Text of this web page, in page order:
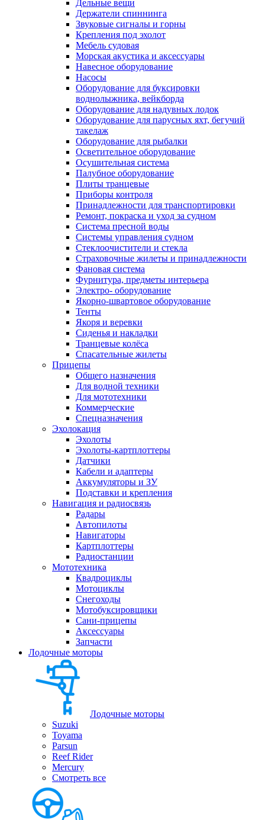
Дельные вещи
Держатели спиннинга
Звуковые сигналы и горны
Крепления под эхолот
Мебель судовая
Морская акустика и аксессуары
Навесное оборудование
Насосы
Оборудование для буксировки
воднолыжника, вейкборда
Оборудование для надувных лодок
Оборудование для парусных яхт, бегучий
такелаж
Оборудование для рыбалки
Осветительное оборудование
Осушительная система
Палубное оборудование
Плиты транцевые
Приборы контроля
Принадлежности для транспортировки
Ремонт, покраска и уход за судном
Система пресной воды
Системы управления судном
Стеклоочистители и стекла
Страховочные жилеты и принадлежности
Фановая система
Фурнитура, предметы интерьера
Электро- оборудование
Якорно-швартовое оборудование
Тенты
Якоря и веревки
Сиденья и накладки
Транцевые колёса
Спасательные жилеты
Прицепы
Общего назначения
Для водной техники
Для мототехники
Коммерческие
Спецназначения
Эхолокация
Эхолоты
Эхолоты-картплоттеры
Датчики
Кабели и адаптеры
Аккумуляторы и ЗУ
Подставки и крепления
Навигация и радиосвязь
Радары
Автопилоты
Навигаторы
Картплоттеры
Радиостанции
Мототехника
Квадроциклы
Мотоциклы
Снегоходы
Мотобуксировщики
Сани-прицепы
Аксессуары
Запчасти
Лодочные моторы
Лодочные моторы
Suzuki
Toyama
Parsun
Reef Rider
Mercury
Смотреть все